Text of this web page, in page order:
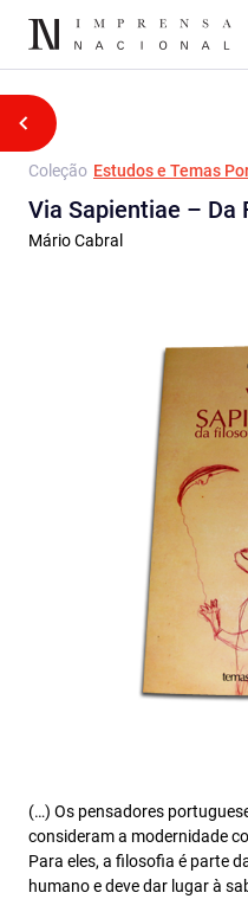
Coleção Estudos e Temas
Via Sapientiae – Da
Mário Cabral
(…) Os pensadores
consideram a modernidade
Para eles, a filosofia é parte
humano e deve dar lugar à